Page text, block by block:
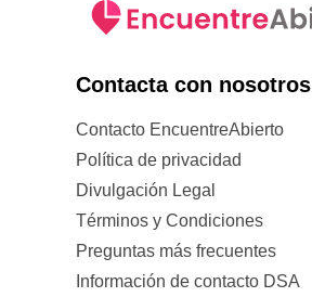
Contacta con nosotros
Contacto EncuentreAbierto
Política de privacidad
Divulgación Legal
Términos y Condiciones
Preguntas más frecuentes
Información de contacto DSA